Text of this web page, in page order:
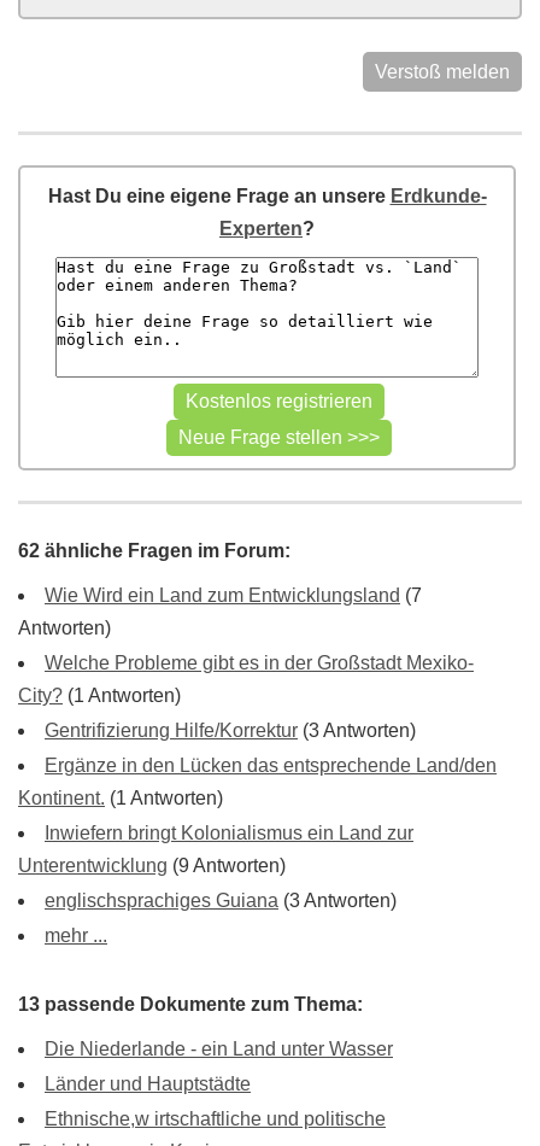
Verstoß melden
Hast Du eine eigene Frage an unsere Erdkunde-
Experten?
62 ähnliche Fragen im Forum:
Wie Wird ein Land zum Entwicklungsland (7
Antworten)
Welche Probleme gibt es in der Großstadt Mexiko-
City? (1 Antworten)
Gentrifizierung Hilfe/Korrektur (3 Antworten)
Ergänze in den Lücken das entsprechende Land/den
Kontinent. (1 Antworten)
Inwiefern bringt Kolonialismus ein Land zur
Unterentwicklung (9 Antworten)
englischsprachiges Guiana (3 Antworten)
mehr ...
13 passende Dokumente zum Thema:
Die Niederlande - ein Land unter Wasser
Länder und Hauptstädte
Ethnische,w irtschaftliche und politische